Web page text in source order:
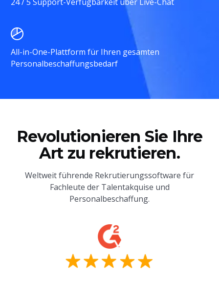
All-in-One-Plattform für Ihren gesamten
Personalbeschaffungsbedarf
Revolutionieren Sie Ihre
Art zu rekrutieren.
Weltweit führende Rekrutierungssoftware für
Fachleute der Talentakquise und
Personalbeschaffung.